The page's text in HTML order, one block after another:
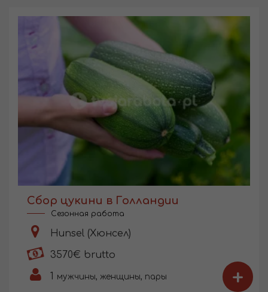
Сбор цукини в Голландии
Сезонная работа
Hunsel (Хюнсел)
3570€ brutto
мужчины, женщины, пары +